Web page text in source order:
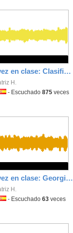
Érase una vez en clase: Clasificación de los vertebrados y el animal más raro del mundo
H.
- Escuchado875 veces
Érase una vez en clase: Georgia O'keeffe
H.
- Escuchado63 veces